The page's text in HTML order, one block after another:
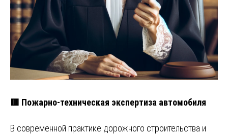
🟥 Пожарно-техническая экспертиза автомобиля
В современной практике дорожного строительства и